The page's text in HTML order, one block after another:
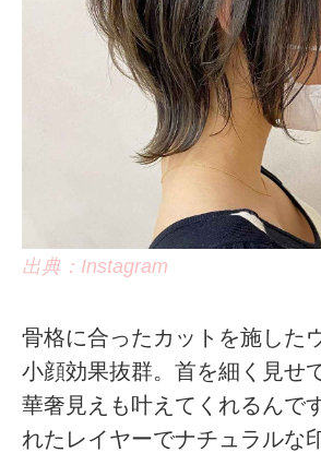
出典：Instagram
骨格に合ったカットを施した
小顔効果抜群。首を細く見せ
華奢見えも叶えてくれるんで
れたレイヤーでナチュラルな